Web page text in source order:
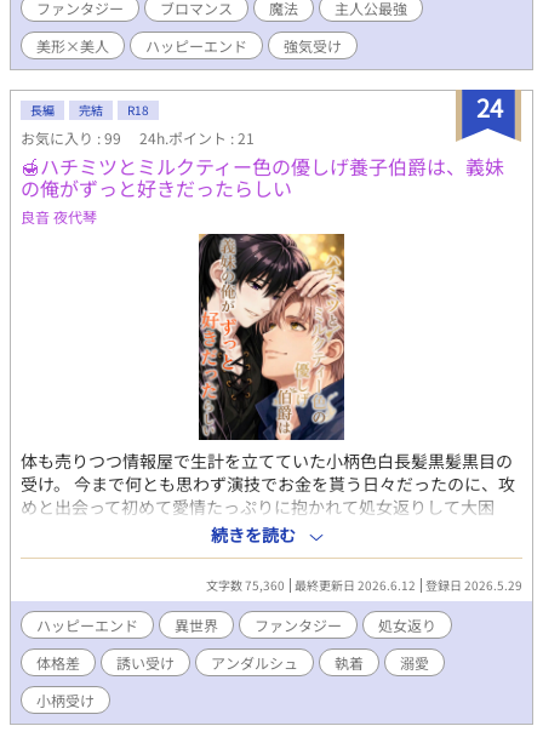
され要素あり ※AIと合作して作った作品になります(AI:自分=6:4)
設定や登場人物、話の流れは原案として出し できた文章に訂正を
入れていく形で作成しています 問題があれば教えてください
ファンタジー ブロマンス 魔法
主人公最強
美形×美人
ハッピーエンド 強気受け
24
長編 完結 R18
お気に入り : 99 24h.ポイント : 21
🍯ハチミツとミルクティー色の優しげ養子伯爵は、義妹
の俺がずっと好きだったらしい
良音 夜代琴
体も売りつつ情報屋で生計を立てていた小柄色白長髪黒髪黒目の
受け。 今まで何とも思わず演技でお金を貰う日々だったのに、攻
めと出会って初めて愛情たっぷりに抱かれて処女返りして大困
惑。感じてしまう自分に動揺して怖がる受けが可愛いです!! 攻め
は、甘いマスクにデカいガタイのずっしり重たいド執着タイプ。
でも基本紳士。 受けは9歳まで女子として女装して暮らしていた
ため、攻めには女子だったと思われていて、 16年後に男の姿で名
前も変えていた受けを見た攻めは再開を望んでいた相手だと気づ
かず、 よく似た雰囲気の男性が体を売ってると知って、ぜひ一度
抱かせてほしいと金を積んで抱くものの すっかりハマってしまっ
て、他の奴には抱かれないでくれと大金を積んで懇願します。 痛
そうな過去の匂わせはそこそこあるものの、実際に痛いシーンは
続きを読む
文字数 75,360 最終更新日 2026.6.12 登録日 2026.5.29
ハッピーエンド 異世界 ファンタジー
処女返り
体格差
誘い受け アンダルシュ 執着
溺愛
小柄受け